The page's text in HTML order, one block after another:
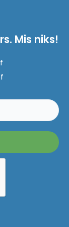
Mis niks!